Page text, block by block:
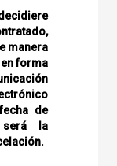
manera
forma
de
la